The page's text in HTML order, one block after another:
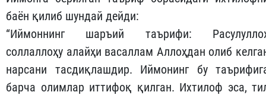
баён қилиб шундай дейди:
“Иймоннинг шаръий таърифи:
соллаллоҳу алайҳи васаллам Аллоҳдан олиб
нарсани тасдиқлашдир. Иймонинг бу
барча олимлар иттифоқ қилган. Ихтилоф эса,